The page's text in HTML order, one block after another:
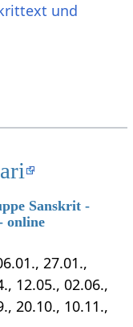
und
Sanskrit -
online
27.01.,
12.05., 02.06.,
20.10., 10.11.,